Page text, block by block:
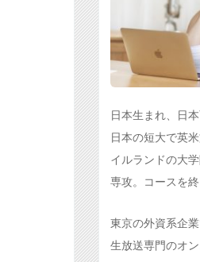
日本生まれ、日
日本の短大で英
イルランドの大
専攻。コースを
東京の外資系企
生放送専門のオ